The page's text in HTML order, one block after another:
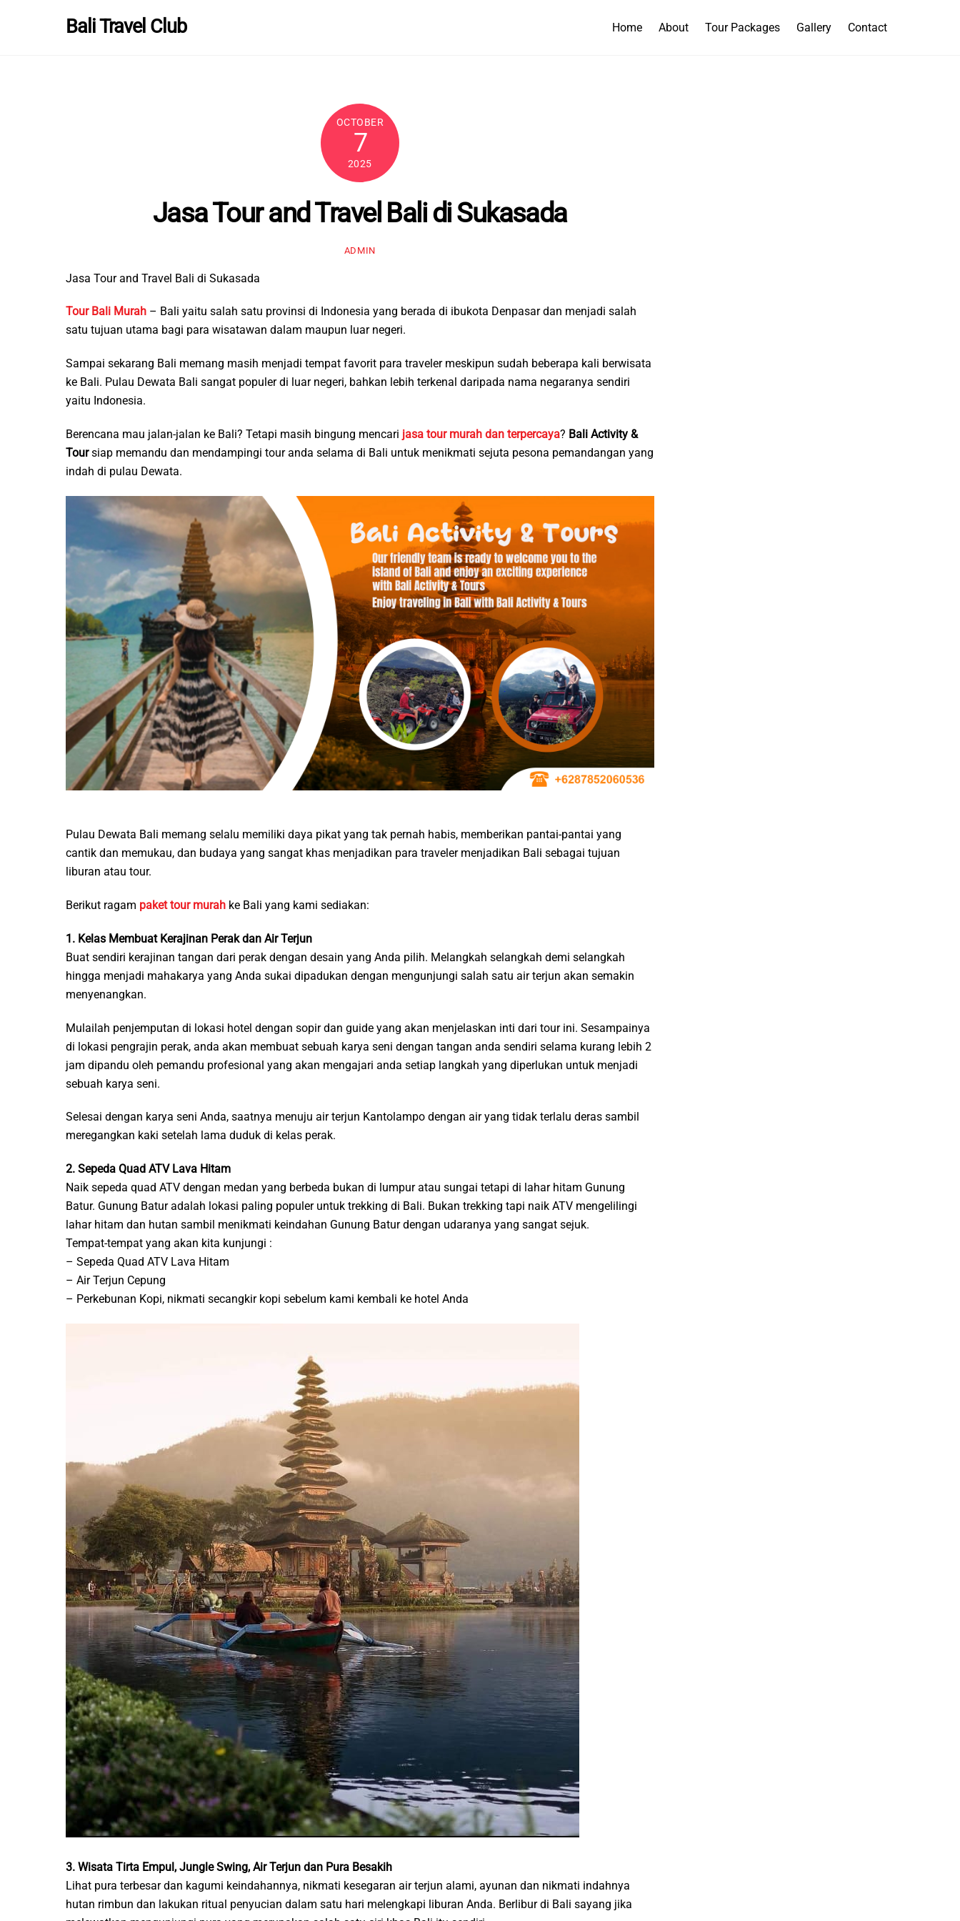
Bali Travel Club Home About Tour Packages Gallery Contact
OCTOBER
7
2025
Jasa Tour and Travel Bali di Sukasada
ADMIN
Jasa Tour and Travel Bali di Sukasada
Tour Bali Murah – Bali yaitu salah satu provinsi di Indonesia yang berada di ibukota Denpasar dan menjadi salah
satu tujuan utama bagi para wisatawan dalam maupun luar negeri.
Sampai sekarang Bali memang masih menjadi tempat favorit para traveler meskipun sudah beberapa kali berwisata
ke Bali. Pulau Dewata Bali sangat populer di luar negeri, bahkan lebih terkenal daripada nama negaranya sendiri
yaitu Indonesia.
Berencana mau jalan-jalan ke Bali? Tetapi masih bingung mencari jasa tour murah dan terpercaya? Bali Activity &
Toursiap memandu dan mendampingi tour anda selama di Bali untuk menikmati sejuta pesona pemandangan yang
indah di pulau Dewata.
Pulau Dewata Bali memang selalu memiliki daya pikat yang tak pernah habis, memberikan pantai-pantai yang
cantik dan memukau, dan budaya yang sangat khas menjadikan para traveler menjadikan Bali sebagai tujuan
liburan atau tour.
Berikut ragam paket tour murah ke Bali yang kami sediakan:
1. Kelas Membuat Kerajinan Perak dan Air Terjun
Buat sendiri kerajinan tangan dari perak dengan desain yang Anda pilih. Melangkah selangkah demi selangkah
hingga menjadi mahakarya yang Anda sukai dipadukan dengan mengunjungi salah satu air terjun akan semakin
menyenangkan.
Mulailah penjemputan di lokasi hotel dengan sopir dan guide yang akan menjelaskan inti dari tour ini. Sesampainya
di lokasi pengrajin perak, anda akan membuat sebuah karya seni dengan tangan anda sendiri selama kurang lebih 2
jam dipandu oleh pemandu profesional yang akan mengajari anda setiap langkah yang diperlukan untuk menjadi
sebuah karya seni.
Selesai dengan karya seni Anda, saatnya menuju air terjun Kantolampo dengan air yang tidak terlalu deras sambil
meregangkan kaki setelah lama duduk di kelas perak.
2. Sepeda Quad ATV Lava Hitam
Naik sepeda quad ATV dengan medan yang berbeda bukan di lumpur atau sungai tetapi di lahar hitam Gunung
Batur. Gunung Batur adalah lokasi paling populer untuk trekking di Bali. Bukan trekking tapi naik ATV mengelilingi
lahar hitam dan hutan sambil menikmati keindahan Gunung Batur dengan udaranya yang sangat sejuk.
Tempat-tempat yang akan kita kunjungi :
– Sepeda Quad ATV Lava Hitam
– Air Terjun Cepung
– Perkebunan Kopi, nikmati secangkir kopi sebelum kami kembali ke hotel Anda
3. Wisata Tirta Empul, Jungle Swing, Air Terjun dan Pura Besakih
Lihat pura terbesar dan kagumi keindahannya, nikmati kesegaran air terjun alami, ayunan dan nikmati indahnya
hutan rimbun dan lakukan ritual penyucian dalam satu hari melengkapi liburan Anda. Berlibur di Bali sayang jika